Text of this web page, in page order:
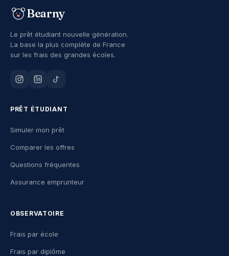
Bearny
Le prêt étudiant nouvelle génération.
La base la plus complète de France
sur les frais des grandes écoles.
PRÊT ÉTUDIANT
Simuler mon prêt
Comparer les offres
Questions fréquentes
Assurance emprunteur
OBSERVATOIRE
Frais par école
Frais par diplôme